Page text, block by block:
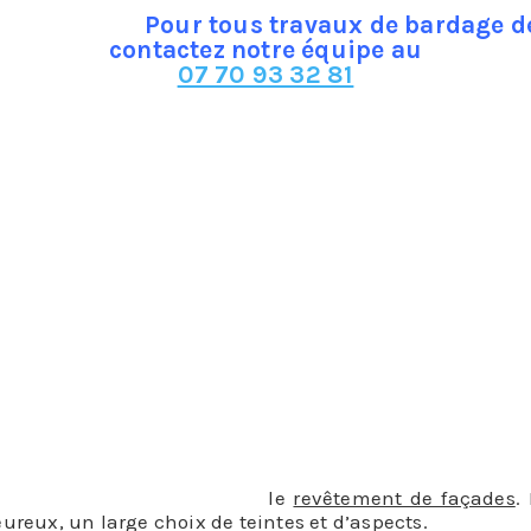
Pour tous travaux de bardage
contactez notre équipe au
07 70 93 32 81
le revêtement de façades.
un large choix de teintes et d’aspects.